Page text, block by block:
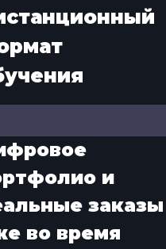
и
заказы
во время